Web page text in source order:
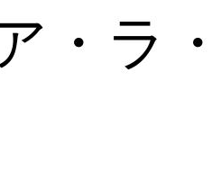
メニ
タムイ
・ラ